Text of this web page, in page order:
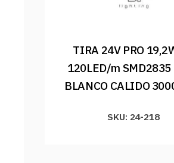
TIRA 24V PRO
120LED/m
BLANCO CALIDO
SKU: 24-218